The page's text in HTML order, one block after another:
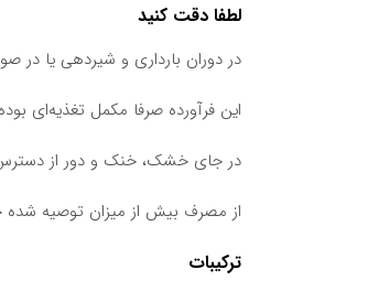
لطفا دقت کنید
در دوران بارداری و شیردهی یا
این فرآورده صرفا مکمل تغذیه‌ای
در جای خشک، خنک و دور از
از مصرف بیش از میزان توصیه شده
ترکیبات